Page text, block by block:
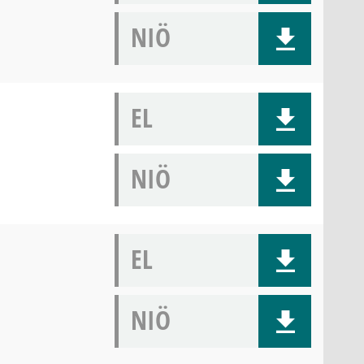
NIÖ
EL
NIÖ
EL
NIÖ